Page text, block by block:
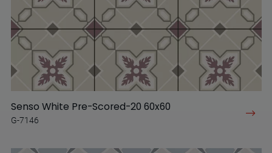
Senso White Pre-Scored-20 60x60
G-7146